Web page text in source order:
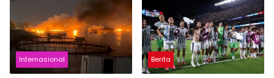
Internasional Berita